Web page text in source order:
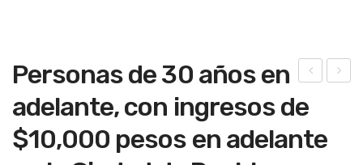
rta
dor
Personas de 30 años en
adelante, con ingresos de
$10,000 pesos en adelante